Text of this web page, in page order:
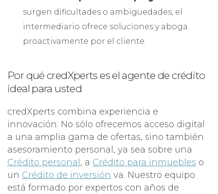
surgen dificultades o ambigüedades, el
intermediario ofrece soluciones y aboga
proactivamente por el cliente.
Por qué credXperts es el agente de crédito
ideal para usted
credXperts combina experiencia e
innovación. No sólo ofrecemos acceso digital
a una amplia gama de ofertas, sino también
asesoramiento personal, ya sea sobre una
Crédito personal , a Crédito para inmuebles o
un Crédito de inversión va. Nuestro equipo
está formado por expertos con años de